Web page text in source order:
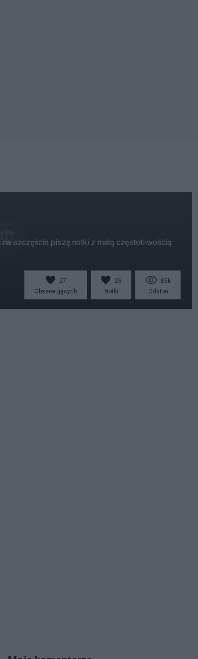
na szczęście piszę notki z małą częstotliwością
27
Obserwujących
25
Notki
85k
Odsłon